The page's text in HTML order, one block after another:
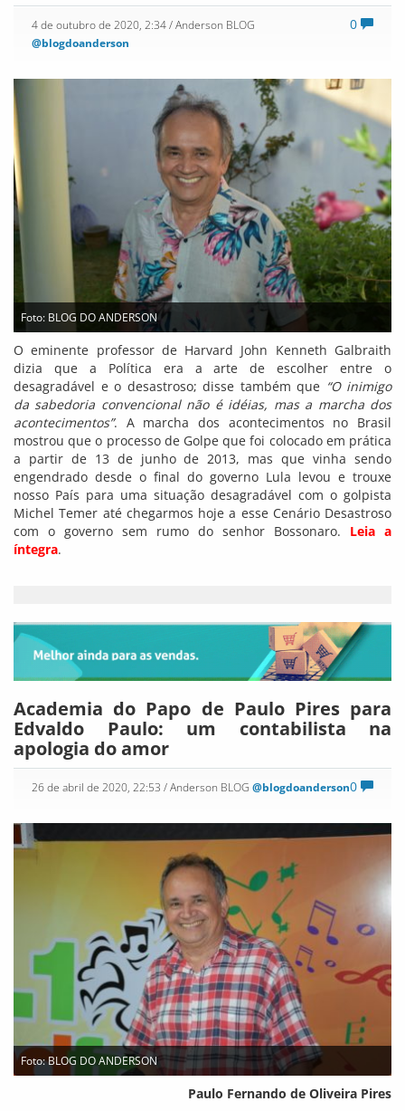
0
4 de outubro de 2020, 2:34/ Anderson BLOG
@blogdoanderson
Foto: BLOG DO ANDERSON
O eminente professor de Harvard John Kenneth Galbraith
dizia que a Política era a arte de escolher entre o
desagradável e o desastroso; disse também que “O inimigo
da sabedoria convencional não é idéias, mas a marcha dos
acontecimentos”. A marcha dos acontecimentos no Brasil
mostrou que o processo de Golpe que foi colocado em prática
a partir de 13 de junho de 2013, mas que vinha sendo
engendrado desde o final do governo Lula levou e trouxe
nosso País para uma situação desagradável com o golpista
Michel Temer até chegarmos hoje a esse Cenário Desastroso
com o governo sem rumo do senhor Bossonaro. Leia a
íntegra.
Academia do Papo de Paulo Pires para
Edvaldo Paulo: um contabilista na
apologia do amor
0
26 de abril de 2020, 22:53 / Anderson BLOG @blogdoanderson
Foto: BLOG DO ANDERSON
Paulo Fernando de Oliveira Pires